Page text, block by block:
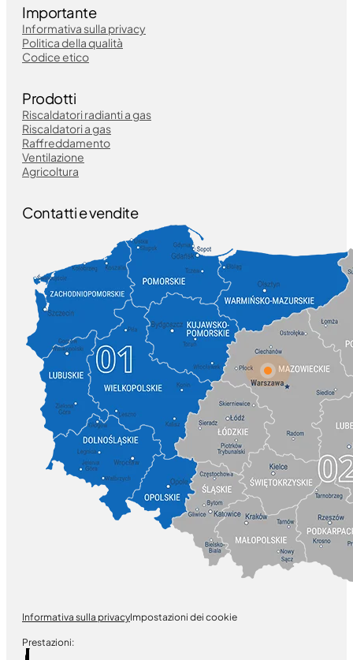
Importante
Informativa sulla privacy
Politica della qualità
Codice etico
Prodotti
Riscaldatori radianti a gas
Riscaldatori a gas
Raffreddamento
Ventilazione
Agricoltura
Contatti e vendite
Informativa sulla privacyImpostazioni dei cookie
Prestazioni: